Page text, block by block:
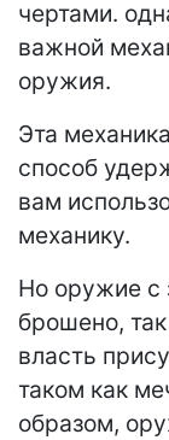
чертами.
важной
оружия.
Эта
способ
вам
механику.
Но оружие с
брошено,
власть
таком как
образом,